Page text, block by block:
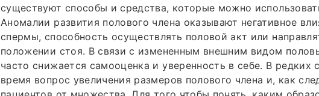
существуют способы и средства, которые можно
Аномалии развития полового члена оказывают негативное
спермы, способность осуществлять половой акт или
положении стоя. В связи с измененным внешним видом
часто снижается самооценка и уверенность в себе. В редких
время вопрос увеличения размеров полового члена и, как